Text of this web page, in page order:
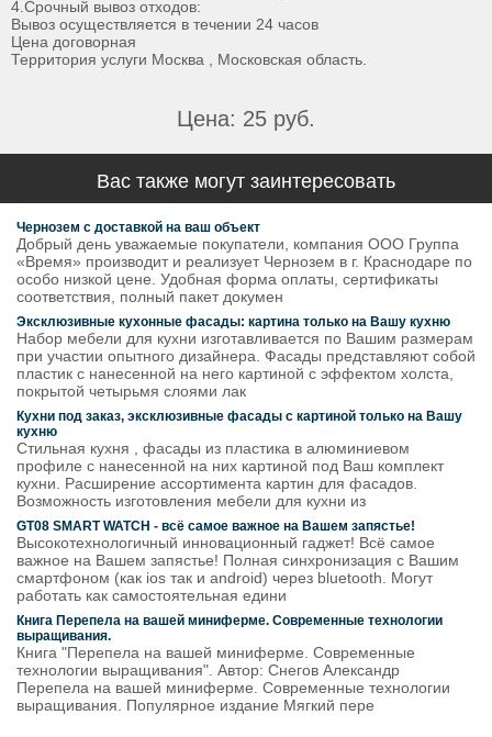
4.Срочный вывоз отходов:
Вывоз осуществляется в течении 24 часов
Цена договорная
Территория услуги Москва , Московская область.
Цена: 25 руб.
Вас также могут заинтересовать
Чернозем с доставкой на ваш объект
Добрый день уважаемые покупатели, компания ООО Группа
«Время» производит и реализует Чернозем в г. Краснодаре по
особо низкой цене. Удобная форма оплаты, сертификаты
соответствия, полный пакет докумен
Эксклюзивные кухонные фасады: картина только на Вашу кухню
Набор мебели для кухни изготавливается по Вашим размерам
при участии опытного дизайнера. Фасады представляют собой
пластик с нанесенной на него картиной с эффектом холста,
покрытой четырьмя слоями лак
Кухни под заказ, эксклюзивные фасады с картиной только на Вашу
кухню
Стильная кухня , фасады из пластика в алюминиевом
профиле с нанесенной на них картиной под Ваш комплект
кухни. Расширение ассортимента картин для фасадов.
Возможность изготовления мебели для кухни из
GT08 SMART WATCH - всё самое важное на Вашем запястье!
Высокотехнологичный инновационный гаджет! Всё самое
важное на Вашем запястье! Полная синхронизация с Вашим
смартфоном (как ios так и android) через bluetooth. Могут
работать как самостоятельная едини
Книга Перепела на вашей миниферме. Современные технологии
выращивания.
Книга "Перепела на вашей миниферме. Современные
технологии выращивания". Автор: Снегов Александр
Перепела на вашей миниферме. Современные технологии
выращивания. Популярное издание Мягкий пере